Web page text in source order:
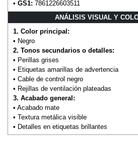
• GS1: 7861226603511
ANÁLISIS VISUAL Y
1. Color principal:
• Negro
2. Tonos secundarios o detalles:
• Perillas grises
• Etiquetas amarillas de advertencia
• Cable de control negro
• Rejillas de ventilación plateadas
3. Acabado general:
• Acabado mate
• Textura metálica visible
• Detalles en etiquetas brillantes